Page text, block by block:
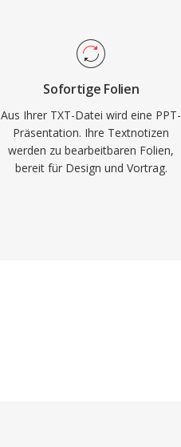
Sofortige Folien
Aus Ihrer TXT-Datei wird eine PPT-
Präsentation. Ihre Textnotizen
werden zu bearbeitbaren Folien,
bereit für Design und Vortrag.